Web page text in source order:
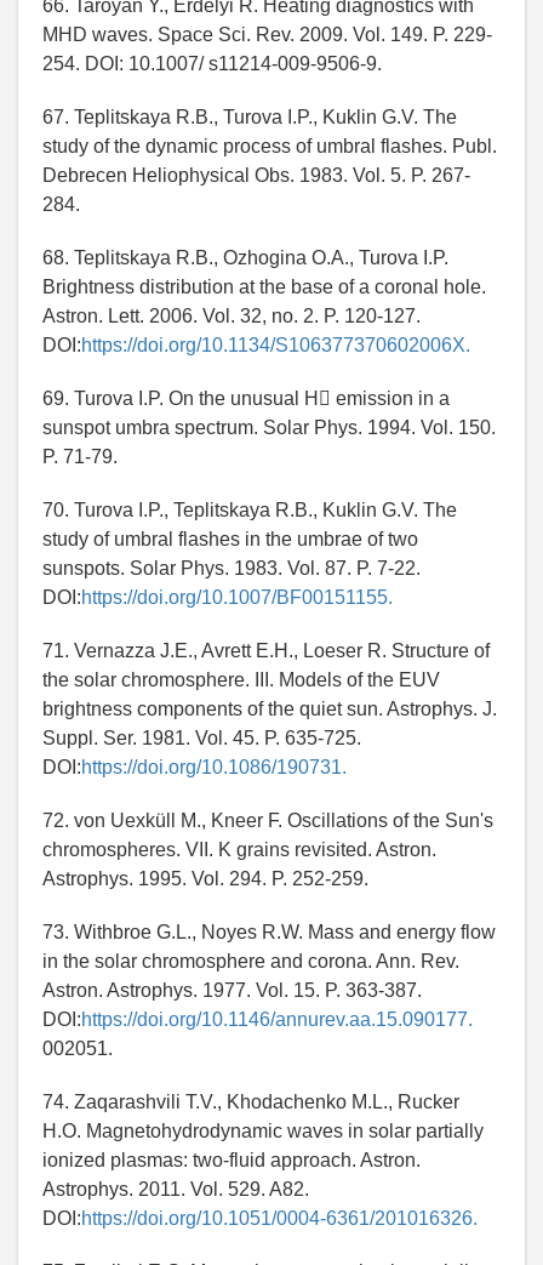
66. Taroyan Y., Erdelyi R. Heating diagnostics with
MHD waves. Space Sci. Rev. 2009. Vol. 149. P. 229-
254. DOI: 10.1007/ s11214-009-9506-9.
67. Teplitskaya R.B., Turova I.P., Kuklin G.V. The
study of the dynamic process of umbral flashes. Publ.
Debrecen Heliophysical Obs. 1983. Vol. 5. P. 267-
284.
68. Teplitskaya R.B., Ozhogina O.A., Turova I.P.
Brightness distribution at the base of a coronal hole.
Astron. Lett. 2006. Vol. 32, no. 2. P. 120-127.
DOI:https://doi.org/10.1134/S106377370602006X.
69. Turova I.P. On the unusual H emission in a
sunspot umbra spectrum. Solar Phys. 1994. Vol. 150.
P. 71-79.
70. Turova I.P., Teplitskaya R.B., Kuklin G.V. The
study of umbral flashes in the umbrae of two
sunspots. Solar Phys. 1983. Vol. 87. P. 7-22.
DOI:https://doi.org/10.1007/BF00151155.
71. Vernazza J.E., Avrett E.H., Loeser R. Structure of
the solar chromosphere. III. Models of the EUV
brightness components of the quiet sun. Astrophys. J.
Suppl. Ser. 1981. Vol. 45. P. 635-725.
DOI:https://doi.org/10.1086/190731.
72. von Uexküll M., Kneer F. Oscillations of the Sun's
chromospheres. VII. K grains revisited. Astron.
Astrophys. 1995. Vol. 294. P. 252-259.
73. Withbroe G.L., Noyes R.W. Mass and energy flow
in the solar chromosphere and corona. Ann. Rev.
Astron. Astrophys. 1977. Vol. 15. P. 363-387.
DOI:https://doi.org/10.1146/annurev.aa.15.090177.
002051.
74. Zaqarashvili T.V., Khodachenko M.L., Rucker
H.O. Magnetohydrodynamic waves in solar partially
ionized plasmas: two-fluid approach. Astron.
Astrophys. 2011. Vol. 529. A82.
DOI:https://doi.org/10.1051/0004-6361/201016326.